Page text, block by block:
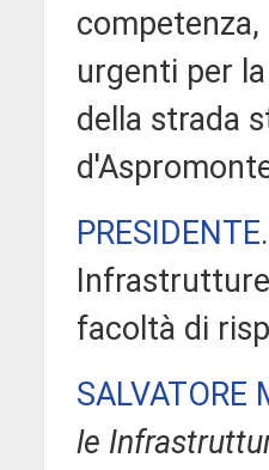
urgenti per
della strada
PRESIDENTE
facoltà di
SALVATORE
le